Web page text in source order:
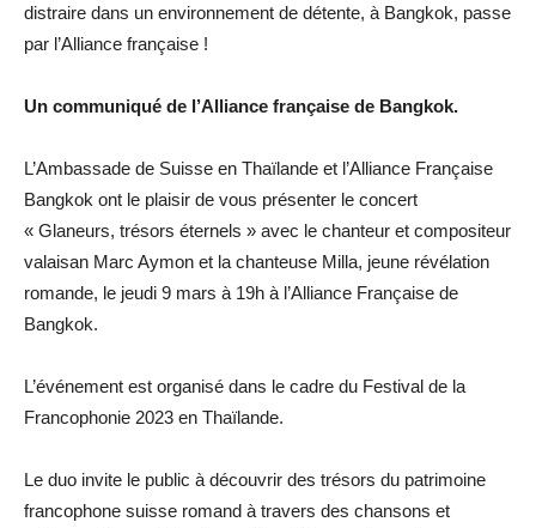
distraire dans un environnement de détente, à Bangkok, passe
par l’Alliance française !
Un communiqué de l’Alliance française de Bangkok.
L’Ambassade de Suisse en Thaïlande et l’Alliance Française
Bangkok ont le plaisir de vous présenter le concert
« Glaneurs, trésors éternels » avec le chanteur et compositeur
valaisan Marc Aymon et la chanteuse Milla, jeune révélation
romande, le jeudi 9 mars à 19h à l’Alliance Française de
Bangkok.
L’événement est organisé dans le cadre du Festival de la
Francophonie 2023 en Thaïlande.
Le duo invite le public à découvrir des trésors du patrimoine
francophone suisse romand à travers des chansons et